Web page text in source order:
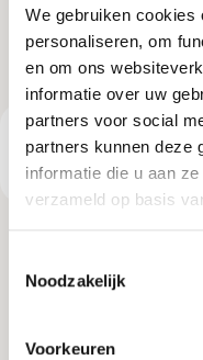
We gebruiken cookies
personaliseren, om
en om ons
informatie over uw
partners voor social
partners kunnen deze
informatie die u aan
verzameld op basis
Noodzakelijk
Voorkeuren
Artikelnummer:K088258
869,95 €
Farbe der Beschläge